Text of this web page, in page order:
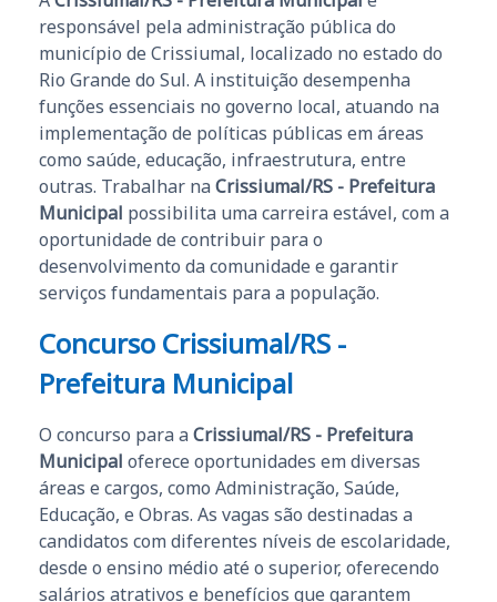
responsável pela administração pública do
município de Crissiumal, localizado no estado do
Rio Grande do Sul. A instituição desempenha
funções essenciais no governo local, atuando na
implementação de políticas públicas em áreas
como saúde, educação, infraestrutura, entre
outras. Trabalhar na Crissiumal/RS - Prefeitura
Municipal possibilita uma carreira estável, com a
oportunidade de contribuir para o
desenvolvimento da comunidade e garantir
serviços fundamentais para a população.
Concurso Crissiumal/RS -
Prefeitura Municipal
O concurso para a Crissiumal/RS - Prefeitura
Municipal oferece oportunidades em diversas
áreas e cargos, como Administração, Saúde,
Educação, e Obras. As vagas são destinadas a
candidatos com diferentes níveis de escolaridade,
desde o ensino médio até o superior, oferecendo
salários atrativos e benefícios que garantem